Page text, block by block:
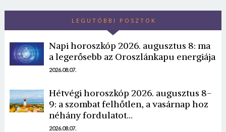
LEGUTÓBBI POSZTOK
Napi horoszkóp 2026. augusztus 8: ma
a legerősebb az Oroszlánkapu energiája
2026.08.07.
Hétvégi horoszkóp 2026. augusztus 8-
9: a szombat felhőtlen, a vasárnap hoz
néhány fordulatot…
2026.08.07.
Borsonline bejelentkezés